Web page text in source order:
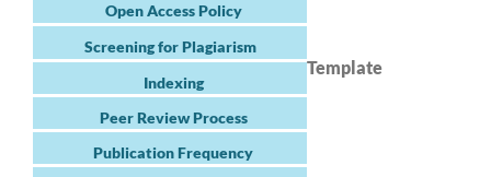
Open Access Policy
Screening for Plagiarism
Indexing
Peer Review Process
Publication Frequency
Template